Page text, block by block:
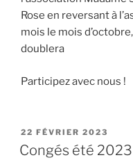
Rose en reversant à
mois le mois
doublera
Participez avec nous !
PUBLIÉ
LE
22 FÉVRIER 2023
Congés été 2023